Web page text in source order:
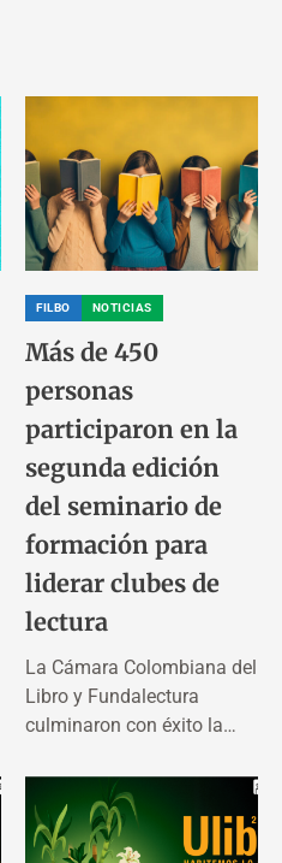
FILBO NOTICIAS
Más de 450
personas
participaron en la
segunda edición
del seminario de
formación para
liderar clubes de
lectura
La Cámara Colombiana del
Libro y Fundalectura
culminaron con éxito la